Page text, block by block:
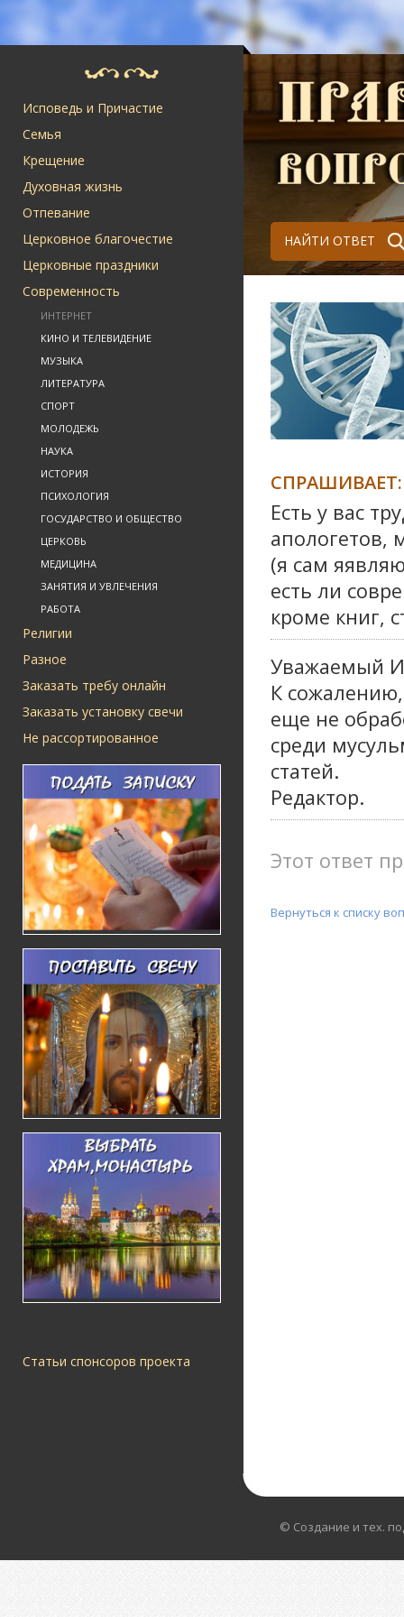
Исповедь и Причастие
Семья
Крещение
Духовная жизнь
Отпевание
Церковное благочестие
Церковные праздники
Современность
ИНТЕРНЕТ
КИНО И ТЕЛЕВИДЕНИЕ
МУЗЫКА
ЛИТЕРАТУРА
СПОРТ
МОЛОДЕЖЬ
НАУКА
ИСТОРИЯ
ПСИХОЛОГИЯ
ГОСУДАРСТВО И ОБЩЕСТВО
ЦЕРКОВЬ
МЕДИЦИНА
ЗАНЯТИЯ И УВЛЕЧЕНИЯ
РАБОТА
Религии
Разное
Заказать требу онлайн
Заказать установку свечи
Не рассортированное
Статьи спонсоров проекта
НАЙТИ ОТВЕТ
СПРАШИВАЕТ:
Есть у вас
апологетов,
(я сам
есть ли
кроме книг,
Уважаемый
К
еще не
среди
статей.
Редактор.
Этот ответ
Вернуться к списку
© Создание и тех.